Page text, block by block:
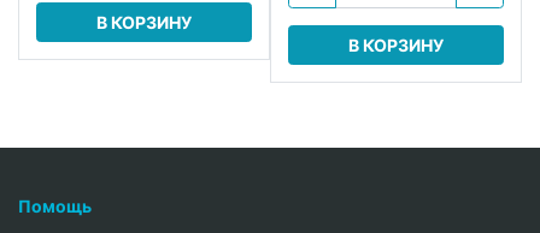
В КОРЗИНУ
В КОРЗИНУ
Помощь